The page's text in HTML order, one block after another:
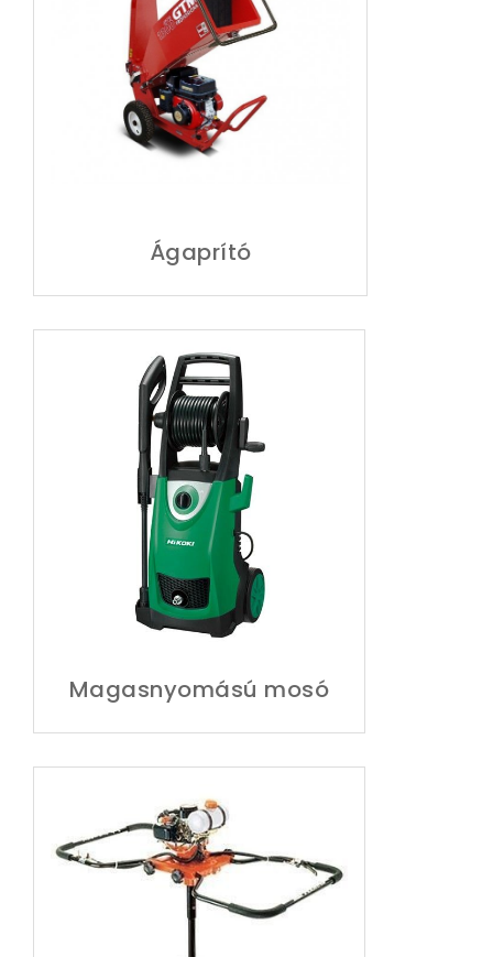
Ágaprító
Magasnyomású mosó